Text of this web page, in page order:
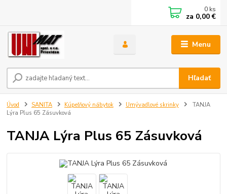
Menu
Hľadať
0 ks
za 0,00 €
Úvod SANITA Kúpeľňový nábytok Umývadlové skrinky
TANJA
Lýra Plus 65 Zásuvková
TANJA Lýra Plus 65 Zásuvková